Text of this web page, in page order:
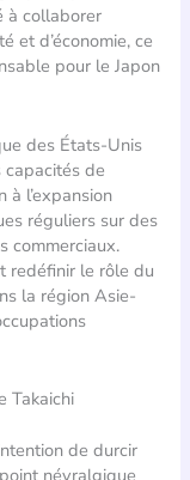
à collaborer
et d’économie, ce
pour le Japon
des États-Unis
de
à l’expansion
réguliers sur des
commerciaux.
redéfinir le rôle du
la région Asie-
Takaichi
de durcir